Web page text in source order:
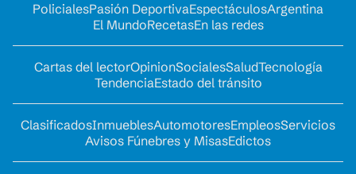
PolicialesPasión DeportivaEspectáculosArgentina
El MundoRecetasEn las redes
Cartas del lectorOpinionSocialesSaludTecnología
TendenciaEstado del tránsito
ClasificadosInmueblesAutomotoresEmpleosServicios
Avisos Fúnebres y MisasEdictos